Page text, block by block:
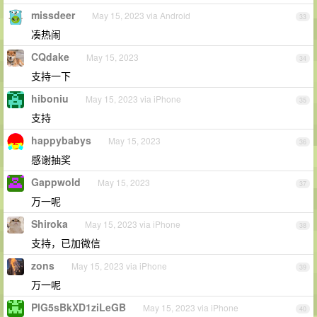
33
missdeer May 15, 2023 via Android
凑热闹
34
CQdake May 15, 2023
支持一下
35
hiboniu May 15, 2023 via iPhone
支持
36
happybabys May 15, 2023
感谢抽奖
37
Gappwold May 15, 2023
万一呢
38
Shiroka May 15, 2023 via iPhone
支持，已加微信
39
zons May 15, 2023 via iPhone
万一呢
40
PlG5sBkXD1ziLeGB May 15, 2023 via iPhone